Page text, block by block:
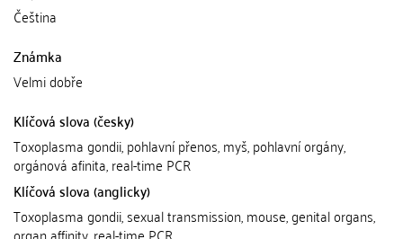
Čeština
Známka
Velmi dobře
Klíčová slova (česky)
Toxoplasma gondii, pohlavní přenos, myš, pohlavní orgány,
orgánová afinita, real-time PCR
Klíčová slova (anglicky)
Toxoplasma gondii, sexual transmission, mouse, genital organs,